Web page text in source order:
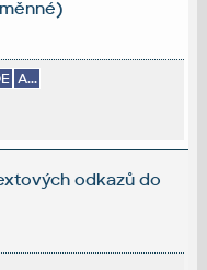
A...
odkazů do